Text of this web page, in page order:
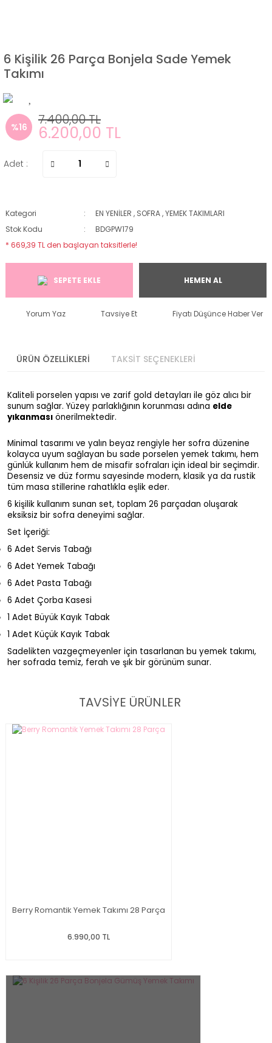
6 Kişilik 26 Parça Bonjela Sade Yemek
Takımı
%16 7.400,00 TL
6.200,00 TL
Adet :
Kategori EN YENİLER , SOFRA,YEMEK TAKIMLARI
Stok Kodu
BDGPW179
* 669,39 TL den başlayan taksitlerle!
SEPETE EKLE HEMEN AL
Yorum Yaz Tavsiye Et Fiyatı Düşünce Haber Ver
ÜRÜN ÖZELLİKLERİ TAKSİT SEÇENEKLERİ
Kaliteli porselen yapısı ve zarif gold detayları ile göz alıcı bir
sunum sağlar. Yüzey parlaklığının korunması adına elde
yıkanması önerilmektedir.
Minimal tasarımı ve yalın beyaz rengiyle her sofra düzenine
kolayca uyum sağlayan bu sade porselen yemek takımı, hem
günlük kullanım hem de misafir sofraları için ideal bir seçimdir.
Desensiz ve düz formu sayesinde modern, klasik ya da rustik
tüm masa stillerine rahatlıkla eşlik eder.
6 kişilik kullanım sunan set, toplam 26 parçadan oluşarak
eksiksiz bir sofra deneyimi sağlar.
Set İçeriği:
6 Adet Servis Tabağı
6 Adet Yemek Tabağı
6 Adet Pasta Tabağı
6 Adet Çorba Kasesi
1 Adet Büyük Kayık Tabak
1 Adet Küçük Kayık Tabak
Sadelikten vazgeçmeyenler için tasarlanan bu yemek takımı,
her sofrada temiz, ferah ve şık bir görünüm sunar.
TAVSİYE ÜRÜNLER
Berry Romantik Yemek Takımı 28 Parça
6.990,00 TL